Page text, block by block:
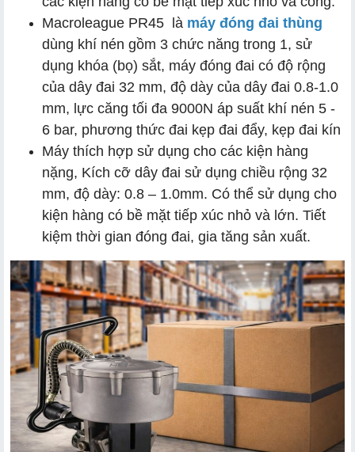
Macroleague PR45 là máy đóng đai thùng
dùng khí nén gồm 3 chức năng trong 1, sử
dụng khóa (bọ) sắt, máy đóng đai có độ rộng
của dây đai 32 mm, độ dày của dây đai 0.8-1.0
mm, lực căng tối đa 9000N áp suất khí nén 5 -
6 bar, phương thức đai kẹp đai đẩy, kẹp đai kín
Máy thích hợp sử dụng cho các kiện hàng
nặng, Kích cỡ dây đai sử dụng chiều rộng 32
mm, độ dày: 0.8 – 1.0mm. Có thể sử dụng cho
kiện hàng có bề mặt tiếp xúc nhỏ và lớn. Tiết
kiệm thời gian đóng đai, gia tăng sản xuất.